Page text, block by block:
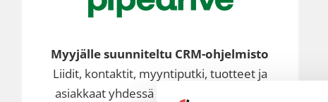
Myyjälle suunniteltu CRM-ohjelmisto
Liidit, kontaktit, myyntiputki, tuotteet ja
asiakkaat yhdessä paikassa – ja tietysti